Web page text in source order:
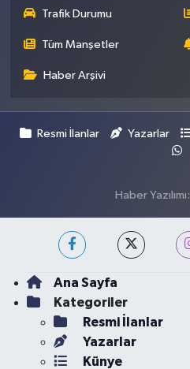
Trafik Durumu
Tüm Manşetler
Haber Arşivi
Resmi İlanlar Yazarlar
Haber Yazılımı:
Ana Sayfa
Kategoriler
Resmi İlanlar
Yazarlar
Künye